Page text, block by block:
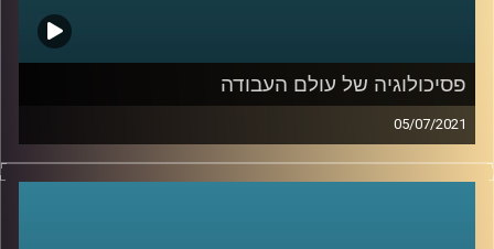
פסיכולוגיה של עולם העבודה
05/07/2021
מהי משמעות בעבודה וכיצד ניתן לדאוג שתהיה לנו אחת כזו?
מה התפקיד של המנהלים במציאתה? מדוע חשוב לדבר על